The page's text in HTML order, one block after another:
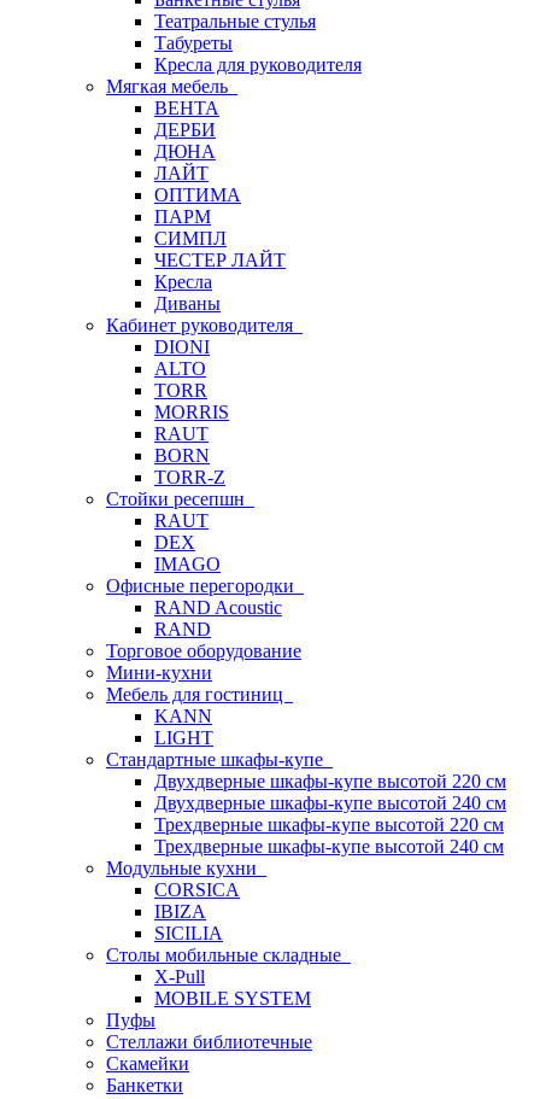
Театральные стулья
Табуреты
Кресла для руководителя
Мягкая мебель
ВЕНТА
ДЕРБИ
ДЮНА
ЛАЙТ
ОПТИМА
ПАРМ
СИМПЛ
ЧЕСТЕР ЛАЙТ
Кресла
Диваны
Кабинет руководителя
DIONI
ALTO
TORR
MORRIS
RAUT
BORN
TORR-Z
Стойки ресепшн
RAUT
DEX
IMAGO
Офисные перегородки
RAND Acoustic
RAND
Торговое оборудование
Мини-кухни
Мебель для гостиниц
KANN
LIGHT
Стандартные шкафы-купе
Двухдверные шкафы-купе высотой 220 см
Двухдверные шкафы-купе высотой 240 см
Трехдверные шкафы-купе высотой 220 см
Трехдверные шкафы-купе высотой 240 см
Модульные кухни
CORSICA
IBIZA
SICILIA
Столы мобильные складные
X-Pull
MOBILE SYSTEM
Пуфы
Стеллажи библиотечные
Скамейки
Банкетки